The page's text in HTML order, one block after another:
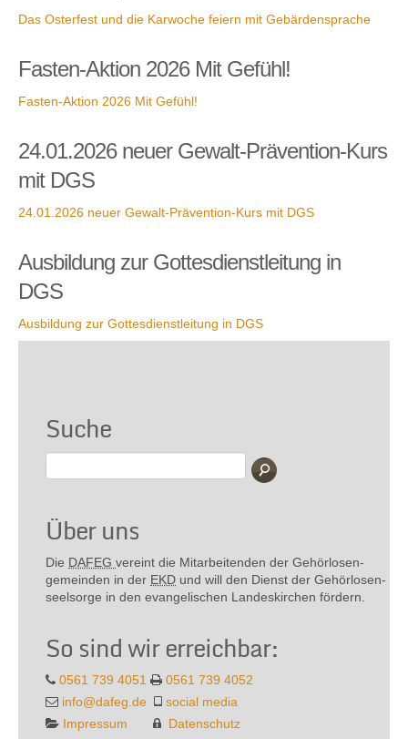
Das Osterfest und die Karwoche feiern mit Gebärdensprache
Fasten-Aktion 2026 Mit Gefühl!
Fasten-Aktion 2026 Mit Gefühl!
24.01.2026 neuer Gewalt-Prävention-Kurs
mit DGS
24.01.2026 neuer Gewalt-Prävention-Kurs mit DGS
Ausbildung zur Gottesdienstleitung in
DGS
Ausbildung zur Gottesdienstleitung in DGS
Suche
Über uns
Die DAFEG vereint die Mitarbeitenden der Gehör­losen­
gemeinden in der EKD und will den Dienst der Gehör­losen­
seel­sorge in den evange­lischen Landes­kirchen fördern.
So sind wir erreichbar:
0561 739 4051
0561 739 4052
info@dafeg.de
social media
Impressum
Datenschutz